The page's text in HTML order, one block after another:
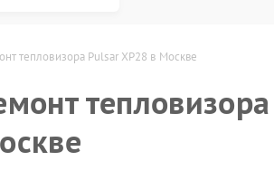
тепловизора Pulsar XP28 в Москве